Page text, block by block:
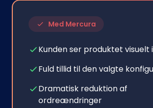
Med Mercura
Kunden ser produktet visuelt
Fuld tillid til den valgte
Dramatisk reduktion af
ordreændringer